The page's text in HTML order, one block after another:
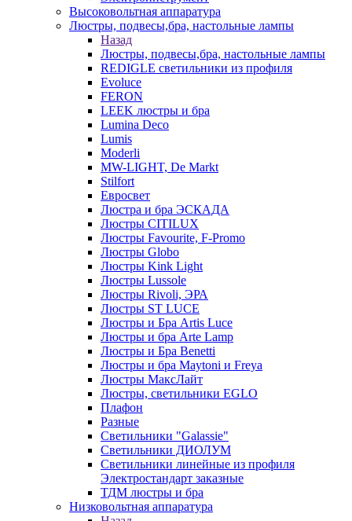
Высоковольтная аппаратура
Люстры, подвесы,бра, настольные лампы
Назад
Люстры, подвесы,бра, настольные лампы
REDIGLE светильники из профиля
Evoluce
FERON
LEEK люстры и бра
Lumina Deco
Lumis
Moderli
MW-LIGHT, De Markt
Stilfort
Евросвет
Люстра и бра ЭСКАДА
Люстры CITILUX
Люстры Favourite, F-Promo
Люстры Globo
Люстры Kink Light
Люстры Lussole
Люстры Rivoli, ЭРА
Люстры ST LUCE
Люстры и Бра Artis Luce
Люстры и бра Arte Lamp
Люстры и Бра Benetti
Люстры и бра Maytoni и Freya
Люстры МаксЛайт
Люстры, светильники EGLO
Плафон
Разные
Светильники "Galassie"
Светильники ДИОЛУМ
Светильники линейные из профиля
Электростандарт заказные
ТДМ люстры и бра
Низковольтная аппаратура